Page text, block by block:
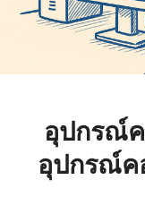
อุปกรณ์
อุปกรณ์ค